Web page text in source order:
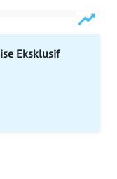
Eksklusif